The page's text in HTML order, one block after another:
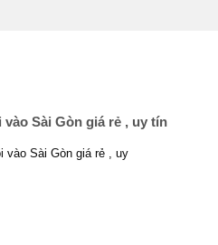
Sài Gòn giá rẻ , uy tín
vào Sài Gòn giá rẻ , uy